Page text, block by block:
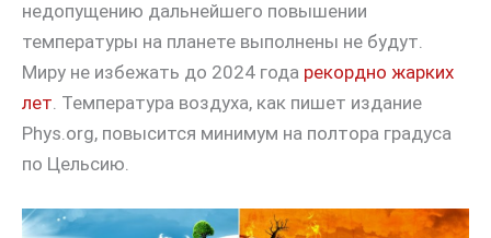
недопущению дальнейшего повышении
температуры на планете выполнены не будут.
Миру не избежать до 2024 года рекордно жарких
лет . Температура воздуха, как пишет издание
Phys.org, повысится минимум на полтора градуса
по Цельсию.